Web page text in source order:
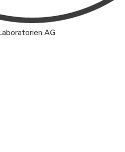
AG